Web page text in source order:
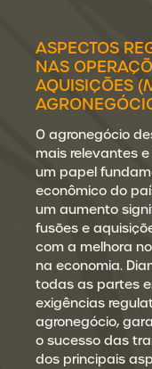
ASPECTOS
NAS
AQUISIÇÕES
O agronegócio
mais relevantes
um papel
econômico do
um aumento
fusões e
com a melhora
na economia.
todas as partes
exigências
agronegócio,
o sucesso das
dos principais